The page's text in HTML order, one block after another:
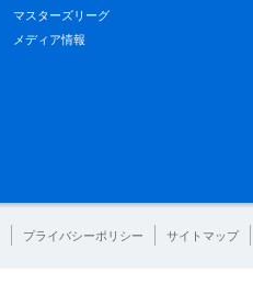
マスターズリーグ
メディア情報
プライバシーポリシー サイトマップ